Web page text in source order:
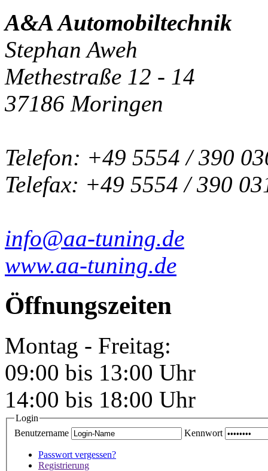
A&A Automobiltechnik
Stephan Aweh
Methestraße 12 - 14
37186 Moringen
Telefon: +49 5554 / 390
Telefax: +49 5554 / 390
info@aa-tuning.de
www.aa-tuning.de
Öffnungszeiten
Montag - Freitag:
09:00 bis 13:00 Uhr
14:00 bis 18:00 Uhr
Login
Benutzername
Kennwort
Passwort vergessen?
Registrierung